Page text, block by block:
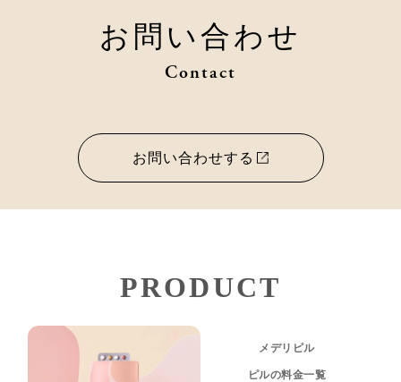
お問い合わせ
Contact
お問い合わせする
PRODUCT
メデリピル
ピルの料金一覧